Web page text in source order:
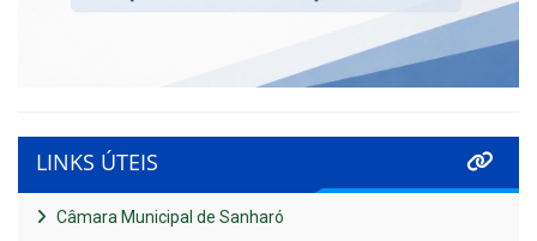
LINKS ÚTEIS
Câmara Municipal de Sanharó